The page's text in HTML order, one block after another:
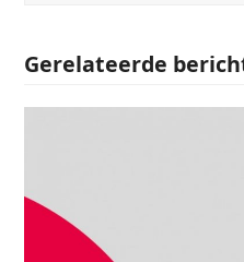
Gerelateerde